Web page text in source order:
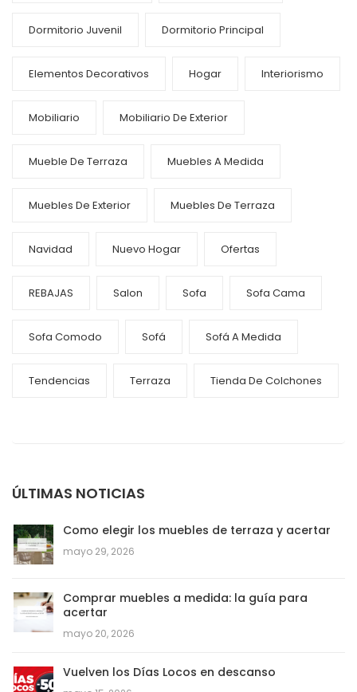
Dormitorio Juvenil Dormitorio Principal
Elementos Decorativos Hogar Interiorismo
Mobiliario Mobiliario De Exterior
Mueble De Terraza Muebles A Medida
Muebles De Exterior Muebles De Terraza
Navidad Nuevo Hogar Ofertas
REBAJAS Salon Sofa Sofa Cama
Sofa Comodo Sofá Sofá A Medida
Tendencias Terraza Tienda De Colchones
ÚLTIMAS NOTICIAS
Como elegir los muebles de terraza y acertar
mayo 29, 2026
Comprar muebles a medida: la guía para
acertar
mayo 20, 2026
Vuelven los Días Locos en descanso